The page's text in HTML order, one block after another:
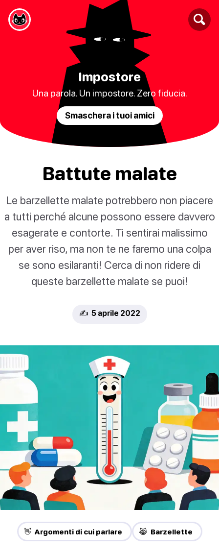
Impostore
Una parola. Un impostore. Zero fiducia.
Smaschera i tuoi amici
Battute malate
Le barzellette malate potrebbero non piacere
a tutti perché alcune possono essere davvero
esagerate e contorte. Ti sentirai malissimo
per aver riso, ma non te ne faremo una colpa
se sono esilaranti! Cerca di non ridere di
queste barzellette malate se puoi!
✍️ 5 aprile 2022
👋 Argomenti di cui parlare 😹 Barzellette